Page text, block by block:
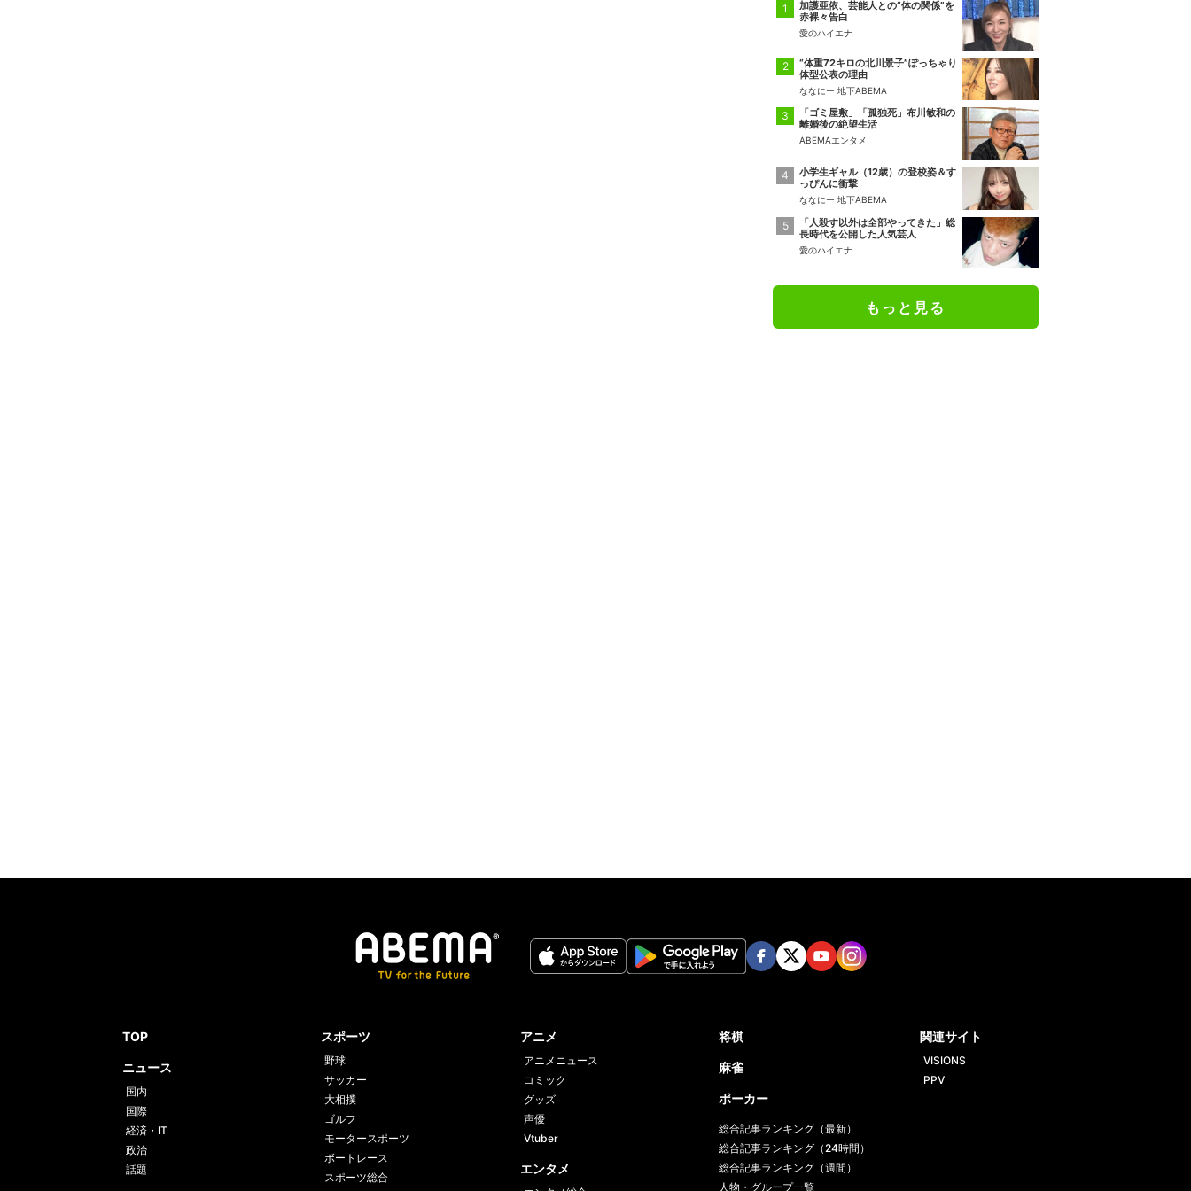
加護亜依、芸能人との“体の関係”を
赤裸々告白
愛のハイエナ
“体重72キロの北川景子”ぽっちゃり
体型公表の理由
ななにー 地下ABEMA
「ゴミ屋敷」「孤独死」布川敏和の
離婚後の絶望生活
ABEMAエンタメ
小学生ギャル（12歳）の登校姿＆す
っぴんに衝撃
ななにー 地下ABEMA
「人殺す以外は全部やってきた」総
長時代を公開した人気芸人
愛のハイエナ
もっと見る
TOP
ニュース
国内
国際
経済・IT
政治
話題
スポーツ
野球
サッカー
大相撲
ゴルフ
モータースポーツ
ボートレース
スポーツ総合
アニメ
アニメニュース
コミック
グッズ
声優
Vtuber
エンタメ
将棋
麻雀
ポーカー
総合記事ランキング（最新）
総合記事ランキング（24時間）
総合記事ランキング（週間）
人物・グループ一覧
関連サイト
VISIONS
PPV